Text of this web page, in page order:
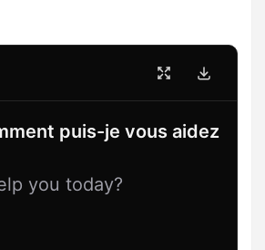
puis-je vous aidez
you today?